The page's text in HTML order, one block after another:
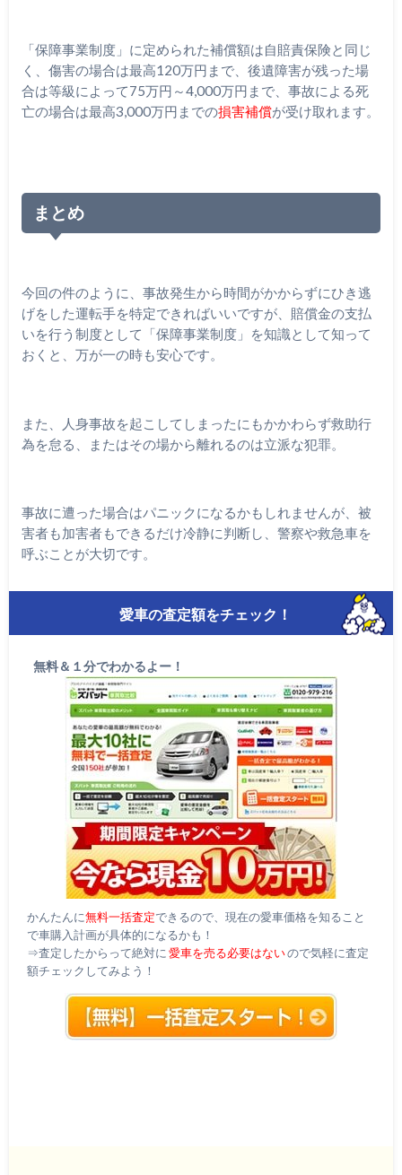
「保障事業制度」に定められた補償額は自賠責保険と同じ
く、傷害の場合は最高120万円まで、後遺障害が残った場
合は等級によって75万円～4,000万円まで、事故による死
亡の場合は最高3,000万円までの損害補償が受け取れます。
まとめ
今回の件のように、事故発生から時間がかからずにひき逃
げをした運転手を特定できればいいですが、賠償金の支払
いを行う制度として「保障事業制度」を知識として知って
おくと、万が一の時も安心です。
また、人身事故を起こしてしまったにもかかわらず救助行
為を怠る、またはその場から離れるのは立派な犯罪。
事故に遭った場合はパニックになるかもしれませんが、被
害者も加害者もできるだけ冷静に判断し、警察や救急車を
呼ぶことが大切です。
愛車の査定額をチェック！
無料＆１分でわかるよー！
かんたんに無料一括査定できるので、現在の愛車価格を知ること
で車購入計画が具体的になるかも！
⇒査定したからって絶対に愛車を売る必要はないので気軽に査定
額チェックしてみよう！